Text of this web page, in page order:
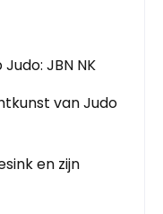
JBN NK
van Judo
en zijn